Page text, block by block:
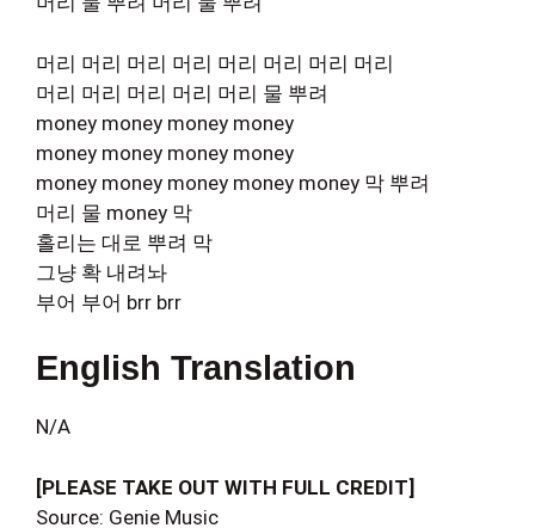
머리 머리 머리 머리 머리 머리 머리 머리
머리 머리 머리 머리 머리 물 뿌려
money money money money
money money money money
money money money money money 막 뿌려
머리 물 money 막
홀리는 대로 뿌려 막
그냥 확 내려놔
부어 부어 brr brr
English Translation
N/A
[PLEASE TAKE OUT WITH FULL CREDIT]
Source: Genie Music